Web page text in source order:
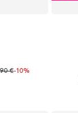
€-10%